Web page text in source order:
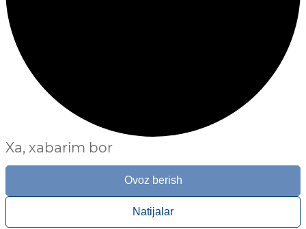
Xa, xabarim bor
Ovoz berish
Natijalar